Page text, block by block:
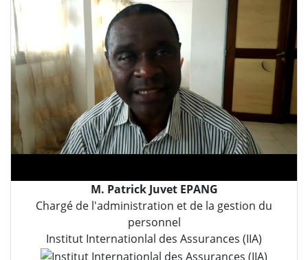
M. Patrick Juvet EPANG
Chargé de l'administration et de la gestion du
personnel
Institut Internationlal des Assurances (IIA)